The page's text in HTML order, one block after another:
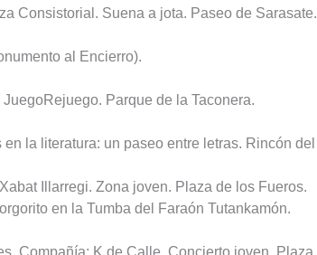
Consistorial. Suena a jota. Paseo de Sarasate.
al Encierro).
Parque de la Taconera.
la literatura: un paseo entre letras. Rincón del
Illarregi. Zona joven. Plaza de los Fueros.
en la Tumba del Faraón Tutankamón.
Compañía: K de Calle. Concierto joven. Plaza